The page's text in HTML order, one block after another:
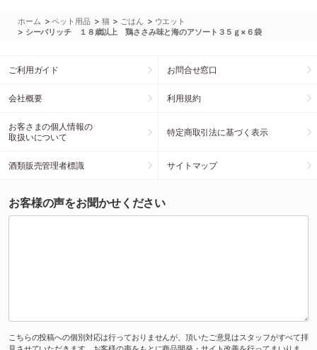
ホーム >ペット用品 > 猫 > ごはん > ウエット
> シーバリッチ １８歳以上 鶏ささみ味と海のアソート３５ｇ×６袋
ご利用ガイド お問合せ窓口
会社概要 利用規約
お客さまの個人情報の
取扱いについて
特定商取引法に基づく表示
酒類販売管理者標識 サイトマップ
お客様の声をお聞かせください
こちらの投稿への個別対応は行っておりませんが、頂いたご意見はスタッフがすべて拝